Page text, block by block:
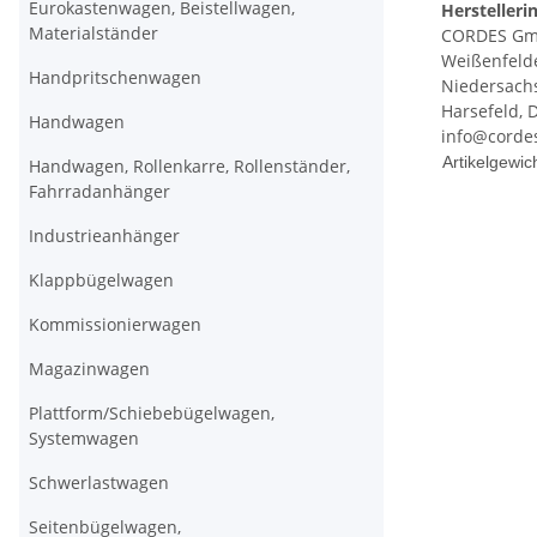
CORDES
Harsefeld,
Wert
Eurokastenwagen, Beistellwagen,
Materialständer
Handpritschenwagen
Handwagen
Handwagen, Rollenkarre, Rollenständer,
Fahrradanhänger
Industrieanhänger
Klappbügelwagen
Kommissionierwagen
Magazinwagen
Plattform/Schiebebügelwagen,
Systemwagen
Schwerlastwagen
Seitenbügelwagen,